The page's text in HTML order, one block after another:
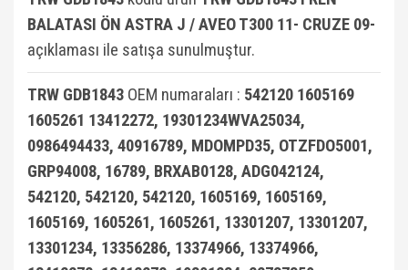
BALATASI ÖN ASTRA J / AVEO T300 11- CRUZE 09-
açıklaması ile satışa sunulmuştur.
TRW GDB1843 OEM numaraları : 542120 1605169
1605261 13412272, 19301234WVA25034,
0986494433, 40916789, MDOMPD35, OTZFDO5001,
GRP94008, 16789, BRXAB0128, ADG042124,
542120, 542120, 542120, 1605169, 1605169,
1605169, 1605261, 1605261, 13301207, 13301207,
13301234, 13356286, 13374966, 13374966,